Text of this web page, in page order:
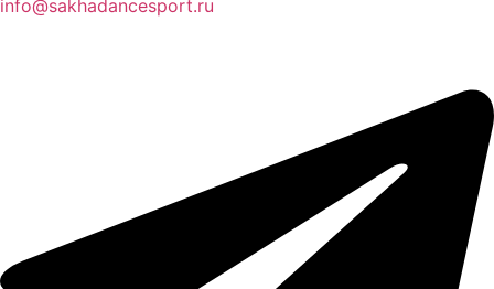
info@sakhadancesport.ru